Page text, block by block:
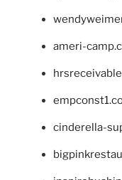
ameri-
cinderella-